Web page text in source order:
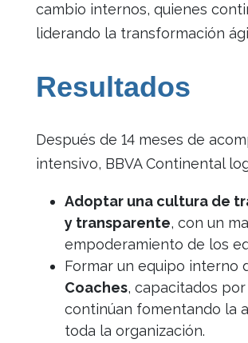
cambio internos, quienes
liderando la transformación
Resultados
Después de 14 meses de
intensivo, BBVA Continental
Adoptar una cultura de
y transparente, con un
empoderamiento de los
Formar un equipo interno
Coaches, capacitados por
continúan fomentando la
toda la organización.